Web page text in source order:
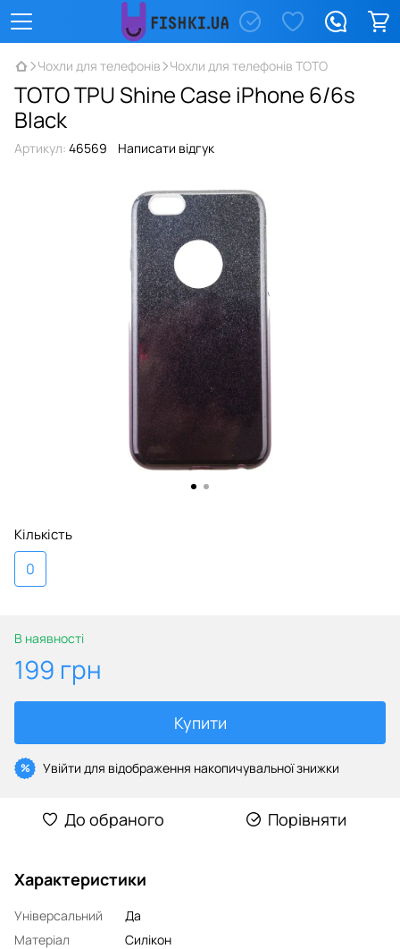
Чохли для телефонів Чохли для телефонів TOTO
TOTO TPU Shine Case iPhone 6/6s
Black
Артикул: 46569 Написати відгук
Кількість
0
В наявності
199 грн
Купити
% Увійти для відображення накопичувальної знижки
До обраного Порівняти
Характеристики
Універсальний
Да
Матеріал
Силікон